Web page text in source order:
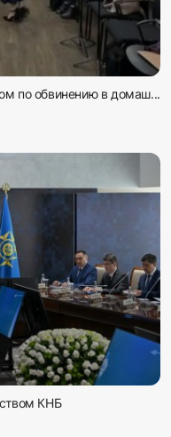
по обвинению в домаш...
КНБ